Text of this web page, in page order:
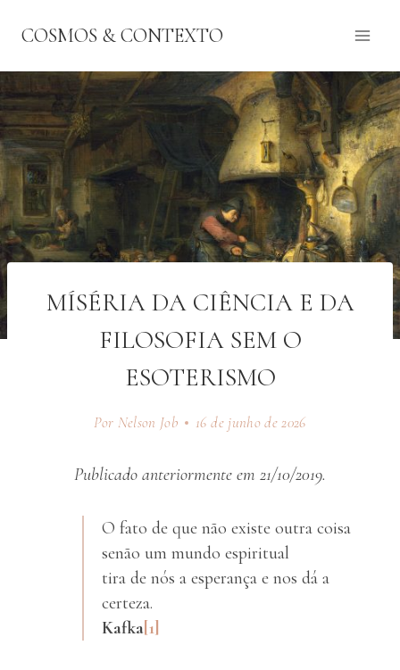
para
Conteúdo
COSMOS & CONTEXTO
MÍSÉRIA DA CIÊNCIA E DA
FILOSOFIA SEM O
ESOTERISMO
Por Nelson Job 16 de junho de 2026
Publicado anteriormente em 21/10/2019.
O fato de que não existe outra coisa
senão um mundo espiritual
tira de nós a esperança e nos dá a
certeza.
Kafka[1]